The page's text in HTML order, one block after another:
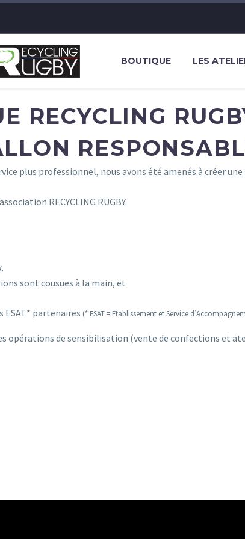
BOUTIQUE LES
RECYCLING
plus professionnel, nous avons été amenés à créer
RECYCLING RUGBY.
sont cousues à la main, et
ESAT* partenaires (* ESAT = Etablissement et Service
opérations de sensibilisation (vente de confections et